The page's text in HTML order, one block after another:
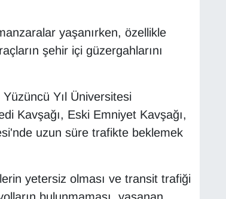
yaşanırken, özellikle
şehir içi güzergahlarını
Yıl Üniversitesi
Kavşağı, Eski Emniyet Kavşağı,
uzun süre trafikte beklemek
yetersiz olması ve transit trafiği